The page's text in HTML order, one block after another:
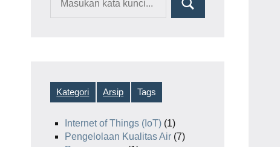
Kategori Arsip Tags
Internet of Things (IoT) (1)
Pengelolaan Kualitas Air (7)